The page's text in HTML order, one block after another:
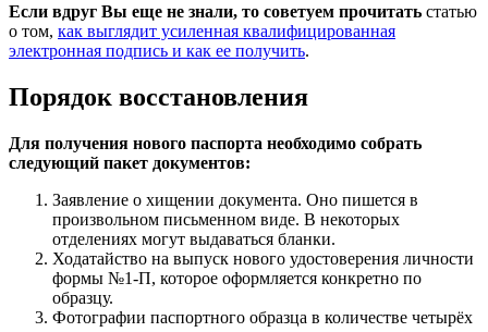
Если вдруг Вы еще не знали, то советуем прочитать статью
о том, как выглядит усиленная квалифицированная
электронная подпись и как ее получить.
Порядок восстановления
Для получения нового паспорта необходимо собрать
следующий пакет документов:
Заявление о хищении документа. Оно пишется в
произвольном письменном виде. В некоторых
отделениях могут выдаваться бланки.
Ходатайство на выпуск нового удостоверения личности
формы №1-П, которое оформляется конкретно по
образцу.
Фотографии паспортного образца в количестве четырёх